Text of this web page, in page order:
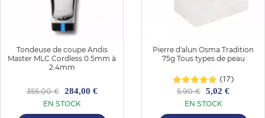
Tondeuse de coupe Andis
Master MLC Cordless 0.5mm à
2.4mm
355,00 € 284,00 €
EN STOCK
Pierre d'alun Osma Tradition
75g Tous types de peau
(17)
5,90 € 5,02 €
EN STOCK